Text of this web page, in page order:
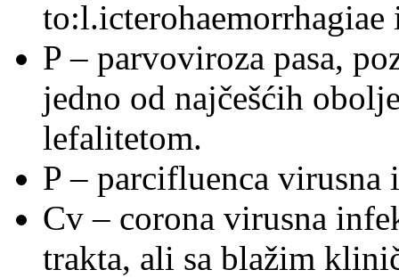
P – parvoviroza pasa,
jedno od najčešćih
lefalitetom.
P – parcifluenca
Cv – corona virusna
trakta, ali sa blažim